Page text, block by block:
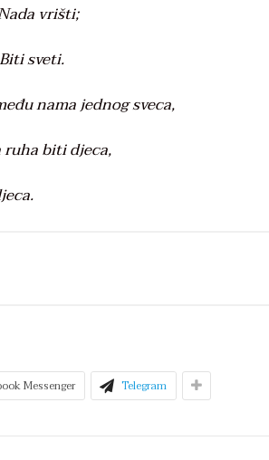
vrišti;
sveti.
nama jednog sveca,
ruha biti djeca,
Messenger Telegram